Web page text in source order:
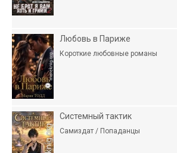
Любовь в Париже
Короткие любовные романы
Системный тактик
Самиздат / Попаданцы